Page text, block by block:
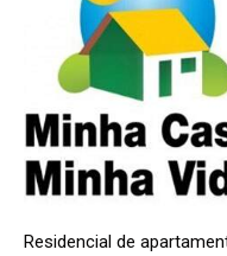
Residencial de